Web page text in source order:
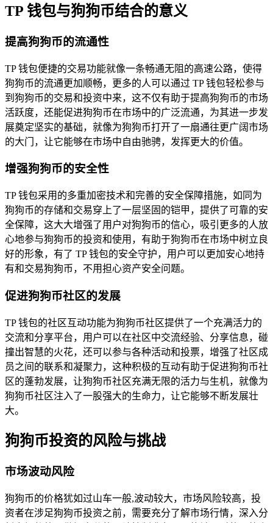
TP 钱包与狗狗币结合的意义
提高狗狗币的流通性
TP 钱包便捷的交易功能就像一条畅通无阻的高速公路，使得
狗狗币的流通更加顺畅，更多的人可以通过 TP 钱包轻松参与
到狗狗币的交易和投资中来，这不仅有助于提高狗狗币的市场
活跃度，还能促进狗狗币在市场中的广泛流通，为其进一步发
展奠定坚实的基础，就像为狗狗币打开了一扇通往更广阔市场
的大门，让它能够在市场中自由驰骋，发挥更大的价值。
增强狗狗币的安全性
TP 钱包采用的多重加密技术和完善的安全保障措施，如同为
狗狗币的存储和交易穿上了一层坚固的铠甲，提供了可靠的安
全保障，这大大增强了用户对狗狗币的信心，吸引更多的人放
心地参与狗狗币的投资和使用，有助于狗狗币在市场中树立良
好的形象，有了 TP 钱包的安全守护，用户可以更加安心地持
有和交易狗狗币，不用担心资产安全问题。
促进狗狗币社区的发展
TP 钱包的社区互动功能为狗狗币社区提供了一个充满活力的
交流和分享平台，用户可以在社区中交流经验、分享信息，碰
撞出智慧的火花，还可以参与各种活动和投票，增强了社区成
员之间的联系和凝聚力，这种积极的互动有助于促进狗狗币社
区的蓬勃发展，让狗狗币社区充满无限的活力与生机，就像为
狗狗币社区注入了一股强大的生命力，让它能够不断发展壮
大。
狗狗币投资的风险与挑战
市场波动风险
狗狗币的价格犹如过山车一般,波动较大，市场风险较高，投
资者在涉足狗狗币投资之前，需要充分了解市场行情，深入分